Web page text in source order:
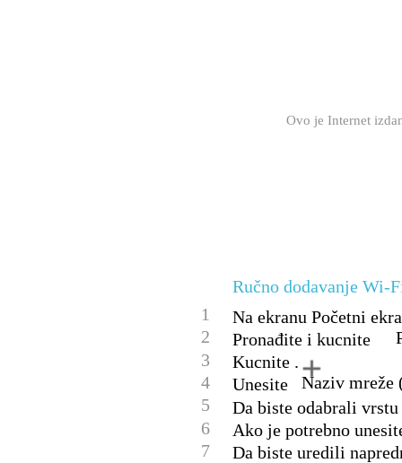
Ovo je Internet
Ručno dodavanje Wi-
1
Na ekranu Početni
2
Pronađite i kucnite
3
Kucnite .
4
Unesite
Naziv mreže
5
Da biste odabrali
6
Ako je potrebno
7
Da biste uredili